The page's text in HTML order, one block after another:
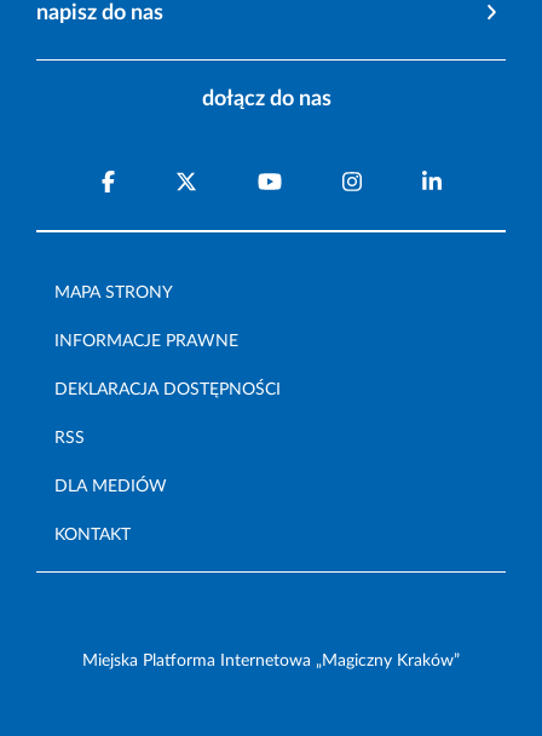
napisz do nas
dołącz do nas
MAPA STRONY
INFORMACJE PRAWNE
DEKLARACJA DOSTĘPNOŚCI
RSS
DLA MEDIÓW
KONTAKT
Miejska Platforma Internetowa „Magiczny Kraków”